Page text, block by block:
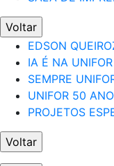
Voltar
EDSON
IA É NA UNIFOR
SEMPRE
UNIFOR 50
PROJETOS
Voltar